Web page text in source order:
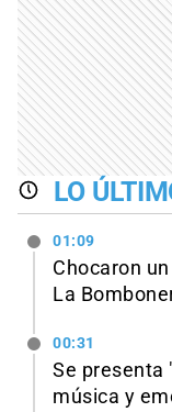
LO
01:09
Chocaron
La
00:31
Se presenta
música y